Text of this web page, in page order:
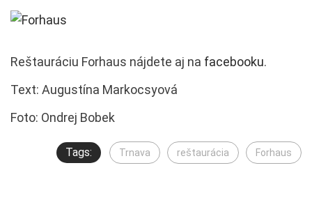
Reštauráciu Forhaus nájdete aj na facebooku.
Text: Augustína Markocsyová
Foto: Ondrej Bobek
Tags: Trnava reštaurácia Forhaus